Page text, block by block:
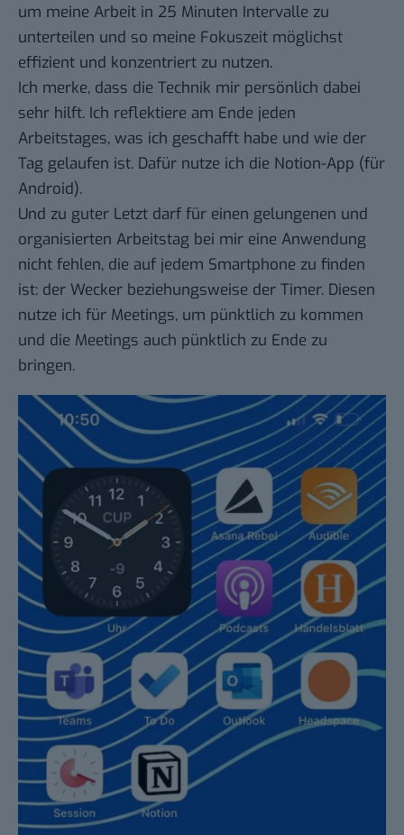
um meine Arbeit in 25 Minuten Intervalle zu
unterteilen und so meine Fokuszeit möglichst
effizient und konzentriert zu nutzen.
Ich merke, dass die Technik mir persönlich dabei
sehr hilft. Ich reflektiere am Ende jeden
Arbeitstages, was ich geschafft habe und wie der
Tag gelaufen ist. Dafür nutze ich die Notion-App (für
Android).
Und zu guter Letzt darf für einen gelungenen und
organisierten Arbeitstag bei mir eine Anwendung
nicht fehlen, die auf jedem Smartphone zu finden
ist: der Wecker beziehungsweise der Timer. Diesen
nutze ich für Meetings, um pünktlich zu kommen
und die Meetings auch pünktlich zu Ende zu
bringen.